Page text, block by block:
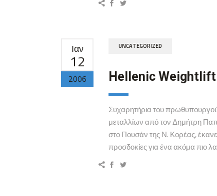
Ιαν
12
2006
UNCATEGORIZED
Hellenic
Συχαρητήρια του
μεταλλίων από τον Δημήτρη
στο Πουσάν της Ν. Κορέας,
προσδοκίες για ένα ακόμα πιο